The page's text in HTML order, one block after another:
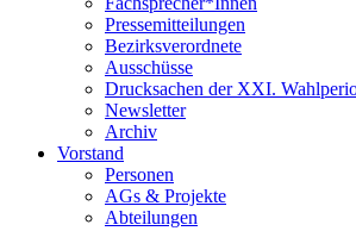
Pressemitteilungen
Bezirksverordnete
Ausschüsse
Drucksachen der XXI.
Newsletter
Archiv
Vorstand
Personen
AGs & Projekte
Abteilungen